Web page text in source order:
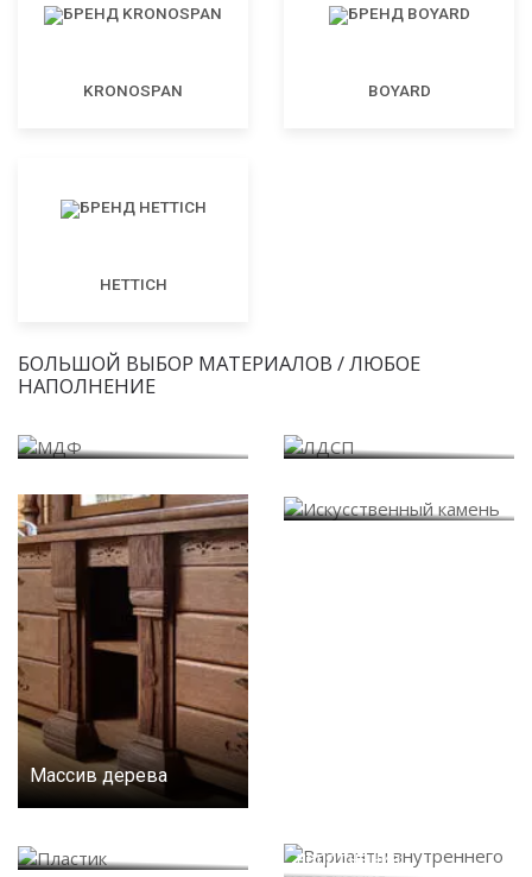
KRONOSPAN BOYARD
HETTICH
БОЛЬШОЙ ВЫБОР МАТЕРИАЛОВ / ЛЮБОЕ
НАПОЛНЕНИЕ
Массив дерева
наполнения